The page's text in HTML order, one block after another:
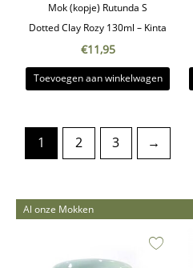
Mok (kopje) Rutunda S
Dotted Clay Rozy 130ml – Kinta
€11,95
Toevoegen aan winkelwagen
1 2 3 →
Al onze Mokken